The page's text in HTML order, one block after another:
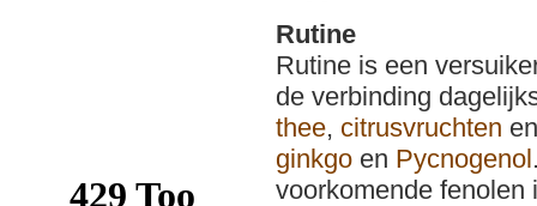
Rutine
Rutine is een
de verbinding
thee, citrusvruchten
ginkgo en Pycnogenol
voorkomende fenolen